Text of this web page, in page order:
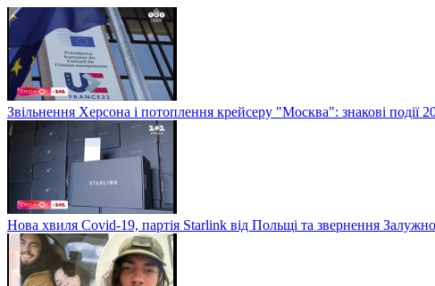
Звільнення Херсона і потоплення крейсеру "Москва": знакові події
Нова хвиля Covid-19, партія Starlink від Польщі та звернення